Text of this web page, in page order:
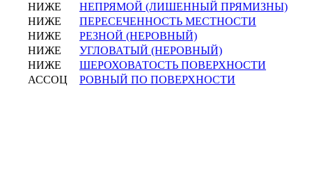
НИЖЕ
НЕПРЯМОЙ (ЛИШЕННЫЙ ПРЯМИЗНЫ)
НИЖЕ
ПЕРЕСЕЧЕННОСТЬ МЕСТНОСТИ
НИЖЕ
РЕЗНОЙ (НЕРОВНЫЙ)
НИЖЕ
УГЛОВАТЫЙ (НЕРОВНЫЙ)
НИЖЕ
ШЕРОХОВАТОСТЬ ПОВЕРХНОСТИ
АССОЦ
РОВНЫЙ ПО ПОВЕРХНОСТИ